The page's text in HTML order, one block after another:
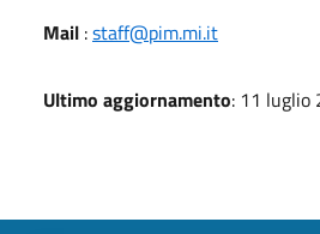
Mail :staff@pim.mi.it
Ultimo aggiornamento: 11 luglio